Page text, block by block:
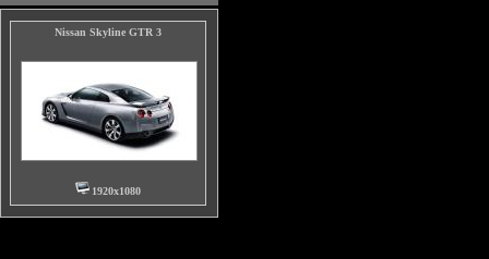
Nissan Skyline GTR 3
1920x1080